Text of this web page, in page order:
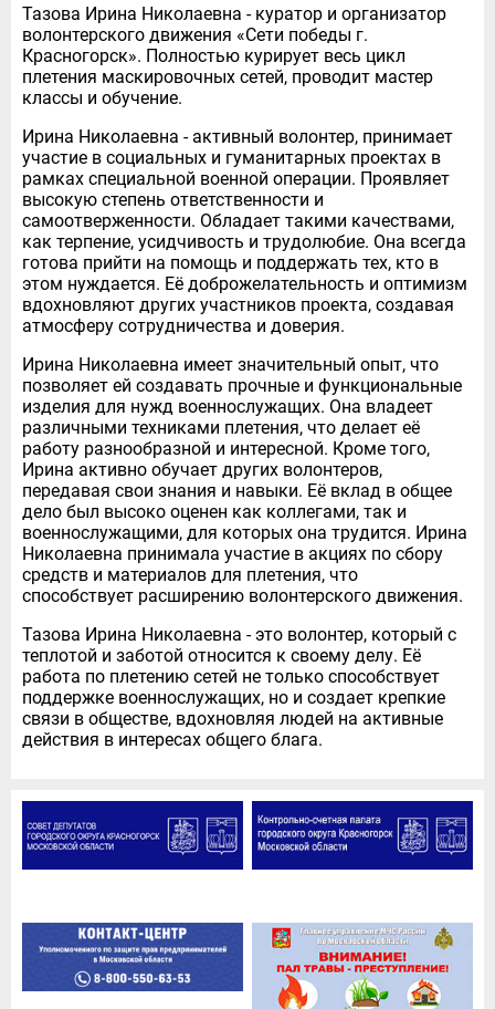
Тазова Ирина Николаевна - куратор и организатор
волонтерского движения «Сети победы г.
Красногорск». Полностью курирует весь цикл
плетения маскировочных сетей, проводит мастер
классы и обучение.
Ирина Николаевна - активный волонтер, принимает
участие в социальных и гуманитарных проектах в
рамках специальной военной операции. Проявляет
высокую степень ответственности и
самоотверженности. Обладает такими качествами,
как терпение, усидчивость и трудолюбие. Она всегда
готова прийти на помощь и поддержать тех, кто в
этом нуждается. Её доброжелательность и оптимизм
вдохновляют других участников проекта, создавая
атмосферу сотрудничества и доверия.
Ирина Николаевна имеет значительный опыт, что
позволяет ей создавать прочные и функциональные
изделия для нужд военнослужащих. Она владеет
различными техниками плетения, что делает её
работу разнообразной и интересной. Кроме того,
Ирина активно обучает других волонтеров,
передавая свои знания и навыки. Её вклад в общее
дело был высоко оценен как коллегами, так и
военнослужащими, для которых она трудится. Ирина
Николаевна принимала участие в акциях по сбору
средств и материалов для плетения, что
способствует расширению волонтерского движения.
Тазова Ирина Николаевна - это волонтер, который с
теплотой и заботой относится к своему делу. Её
работа по плетению сетей не только способствует
поддержке военнослужащих, но и создает крепкие
связи в обществе, вдохновляя людей на активные
действия в интересах общего блага.